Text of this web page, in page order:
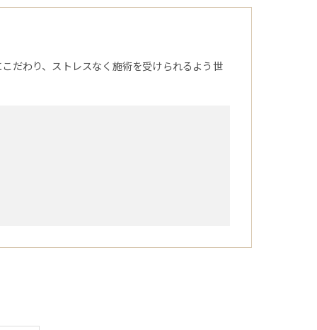
だわり、ストレスなく施術を受けられるよう世